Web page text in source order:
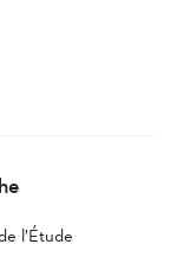
l’Étude